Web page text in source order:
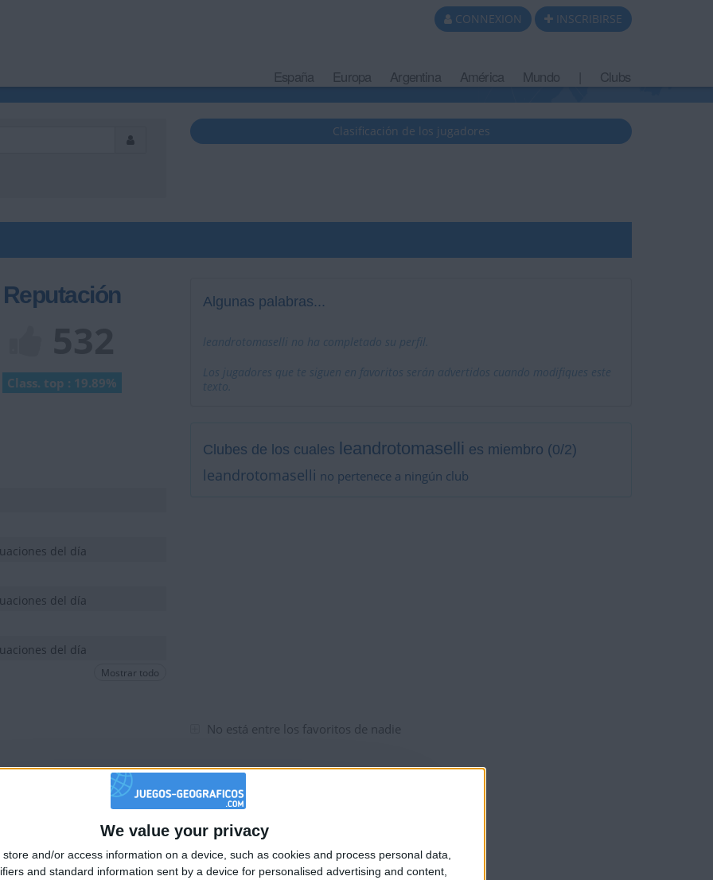
We value your privacy
store and/or access information on a device, such as cookies and process personal data,
and standard information sent by a device for personalised advertising and content,
CONNEXION INSCRIBIRSE
España Europa Argentina América Mundo Clubs
Clasificación de los jugadores
Reputación
Class. top : 19.89%
del día
del día
del día
del día
Mostrar todo
Algunas palabras...
leandrotomaselli no ha completado su perfil.
Los jugadores que te siguen en favoritos serán advertidos cuando modifiques este
texto.
Clubes de los cuales leandrotomaselli es miembro (0/2)
leandrotomaselli no pertenece a ningún club
No está entre los favoritos de nadie
🇺🇸 We noticed you’re visiting from
an English-speaking country